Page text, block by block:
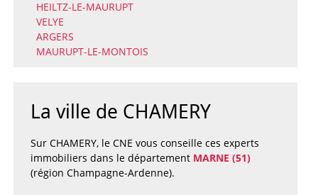
HEILTZ-LE-MAURUPT
VELYE
ARGERS
MAURUPT-LE-MONTOIS
La ville de CHAMERY
Sur CHAMERY, le CNE vous conseille ces experts
immobiliers dans le département MARNE (51)
(région Champagne-Ardenne).